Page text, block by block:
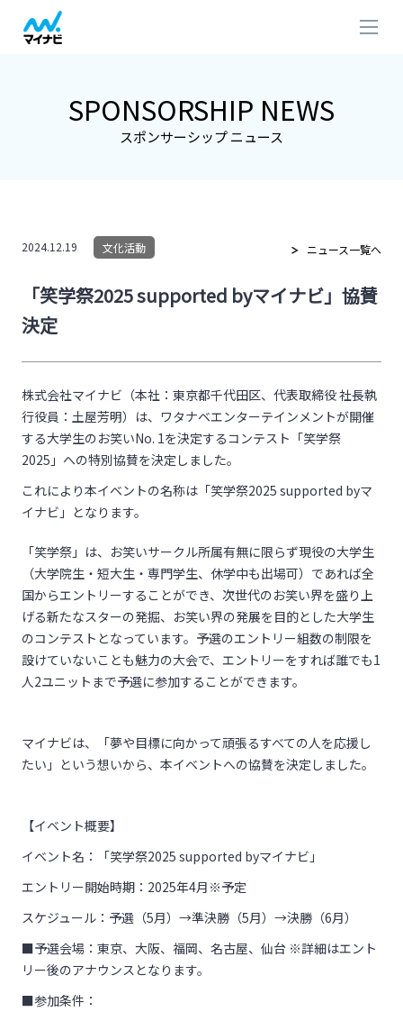
SPONSORSHIP NEWS
スポンサーシップ ニュース
2024.12.19 文化活動 ニュース一覧へ
「笑学祭2025 supported byマイナビ」協賛
決定
株式会社マイナビ（本社：東京都千代田区、代表取締役 社長執
行役員：土屋芳明）は、ワタナベエンターテインメントが開催
する大学生のお笑いNo. 1を決定するコンテスト「笑学祭
2025」への特別協賛を決定しました。
これにより本イベントの名称は「笑学祭2025 supported byマ
イナビ」となります。
「笑学祭」は、お笑いサークル所属有無に限らず現役の大学生
（大学院生・短大生・専門学生、休学中も出場可）であれば全
国からエントリーすることができ、次世代のお笑い界を盛り上
げる新たなスターの発掘、お笑い界の発展を目的とした大学生
のコンテストとなっています。予選のエントリー組数の制限を
設けていないことも魅力の大会で、エントリーをすれば誰でも1
人2ユニットまで予選に参加することができます。
マイナビは、「夢や目標に向かって頑張るすべての人を応援し
たい」という想いから、本イベントへの協賛を決定しました。
【イベント概要】
イベント名：「笑学祭2025 supported byマイナビ」
エントリー開始時期：2025年4月※予定
スケジュール：予選（5月）→準決勝（5月）→決勝（6月）
■予選会場：東京、大阪、福岡、名古屋、仙台 ※詳細はエント
リー後のアナウンスとなります。
■参加条件：